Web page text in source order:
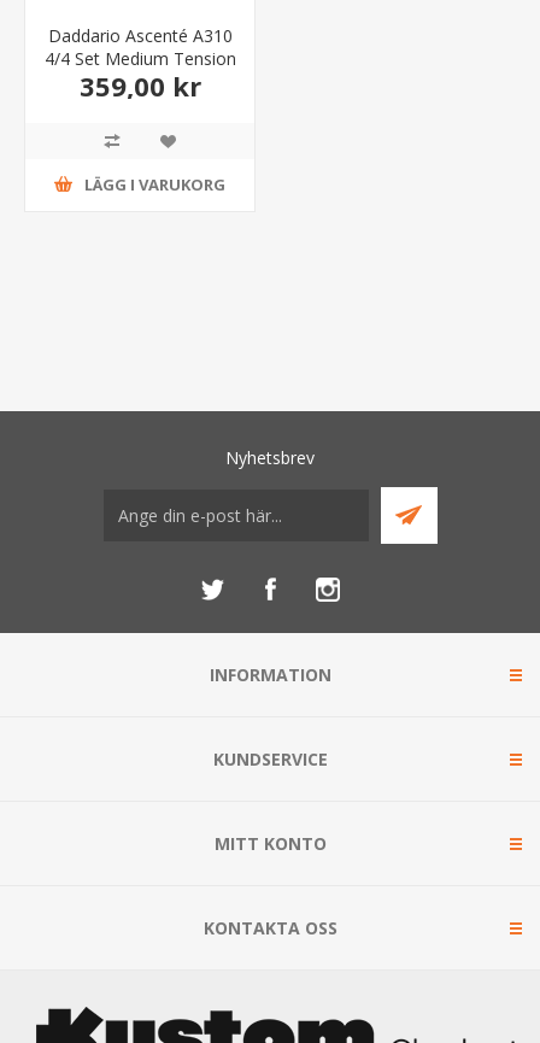
Daddario Ascenté A310
4/4 Set Medium Tension
359,00 kr
LÄGG I VARUKORG
Nyhetsbrev
INFORMATION
KUNDSERVICE
MITT KONTO
KONTAKTA OSS